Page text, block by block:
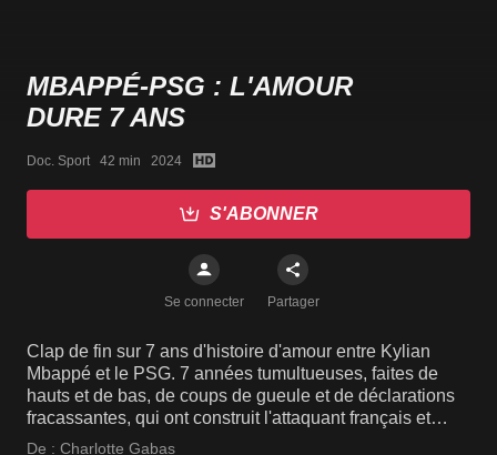
MBAPPÉ-PSG : L'AMOUR
DURE 7 ANS
Doc. Sport   42 min   2024
S'ABONNER
Se connecter Partager
Clap de fin sur 7 ans d'histoire d'amour entre Kylian
Mbappé et le PSG. 7 années tumultueuses, faites de
hauts et de bas, de coups de gueule et de déclarations
fracassantes, qui ont construit l'attaquant français et
forgé sa personnalité. 7 années durant lesquelles il
De : Charlotte Gabas